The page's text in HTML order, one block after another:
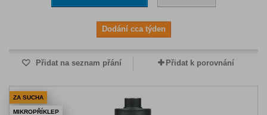
Dodání cca týden
Přidat na seznam přání Přidat k porovnání
ZA SUCHA
MIKROPŘÍKLEP